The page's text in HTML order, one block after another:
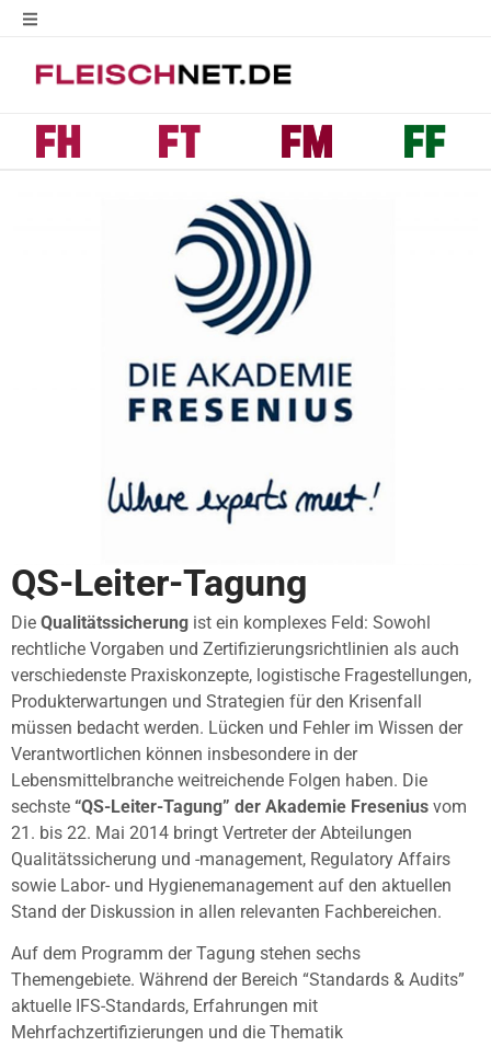
QS-Leiter-Tagung
Die Qualitätssicherung ist ein komplexes Feld: Sowohl
rechtliche Vorgaben und Zertifizierungsrichtlinien als auch
verschiedenste Praxiskonzepte, logistische Fragestellungen,
Produkterwartungen und Strategien für den Krisenfall
müssen bedacht werden. Lücken und Fehler im Wissen der
Verantwortlichen können insbesondere in der
Lebensmittelbranche weitreichende Folgen haben. Die
sechste “QS-Leiter-Tagung” der Akademie Fresenius vom
21. bis 22. Mai 2014 bringt Vertreter der Abteilungen
Qualitätssicherung und -management, Regulatory Affairs
sowie Labor- und Hygienemanagement auf den aktuellen
Stand der Diskussion in allen relevanten Fachbereichen.
Auf dem Programm der Tagung stehen sechs
Themengebiete. Während der Bereich “Standards & Audits”
aktuelle IFS-Standards, Erfahrungen mit
Mehrfachzertifizierungen und die Thematik